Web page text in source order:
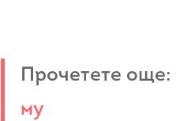
Прочетете още:
му